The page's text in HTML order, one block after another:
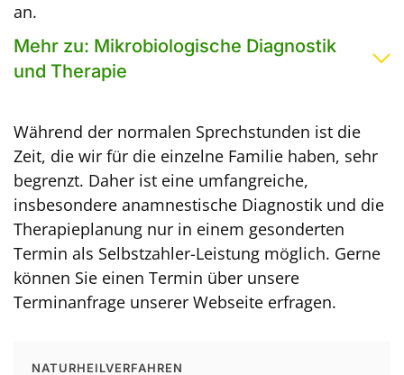
an.
Mehr zu: Mikrobiologische Diagnostik
und Therapie
Während der normalen Sprechstunden ist die
Zeit, die wir für die einzelne Familie haben, sehr
begrenzt. Daher ist eine umfangreiche,
insbesondere anamnestische Diagnostik und die
Therapieplanung nur in einem gesonderten
Termin als Selbstzahler-Leistung möglich. Gerne
können Sie einen Termin über unsere
Terminanfrage unserer Webseite erfragen.
NATURHEILVERFAHREN